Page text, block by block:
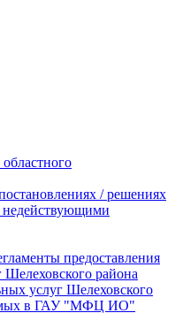
/ решениях
недействующими
предоставления
района
услуг Шелеховского
в ГАУ "МФЦ ИО"